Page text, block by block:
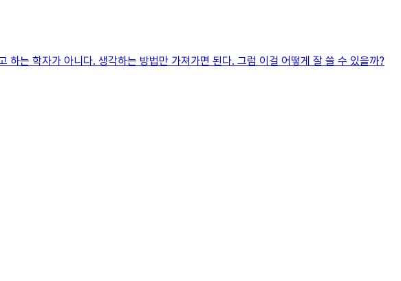
는 학자가 아니다. 생각하는 방법만 가져가면 된다. 그럼 이걸 어떻게 잘 쓸 수 있을까?